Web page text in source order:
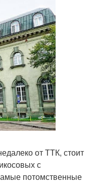
от ТТК, стоит
с
потомственные